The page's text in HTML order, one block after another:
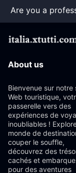
Are you a
About us
Bienvenue sur notre
Web touristique,
passerelle vers des
expériences de
inoubliables !
monde de
couper le souffle,
découvrez des
cachés et
pour des aventures